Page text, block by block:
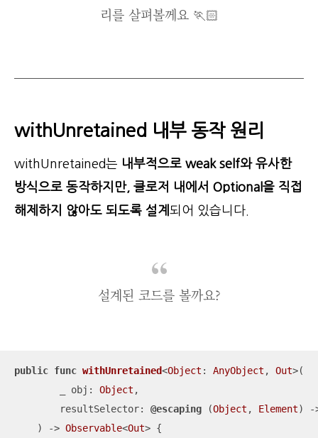
리를 살펴볼께요 🏃🏻
withUnretained 내부 동작 원리
withUnretained는 내부적으로 weak self와 유사한
방식으로 동작하지만, 클로저 내에서 Optional을 직접
해제하지 않아도 되도록 설계 되어 있습니다.
설계된 코드를 볼까요?
public func withUnretained<Object : AnyObject , Out>(
obj : Object ,
resultSelector: @escaping (Object , Element)
    )
-> Observable<Out> {